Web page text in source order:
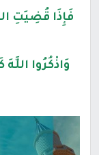
فَإِذَا قُضِيَتِ
وَاذْكُرُوا